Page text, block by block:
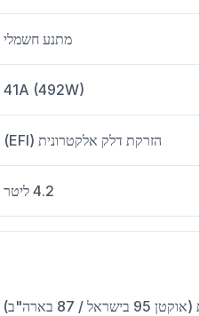
מתנע חשמלי
41A (492W)
הזרקת דלק אלקטרונית (EFI)
4.2 ליטר
/ 87 בארה"ב)